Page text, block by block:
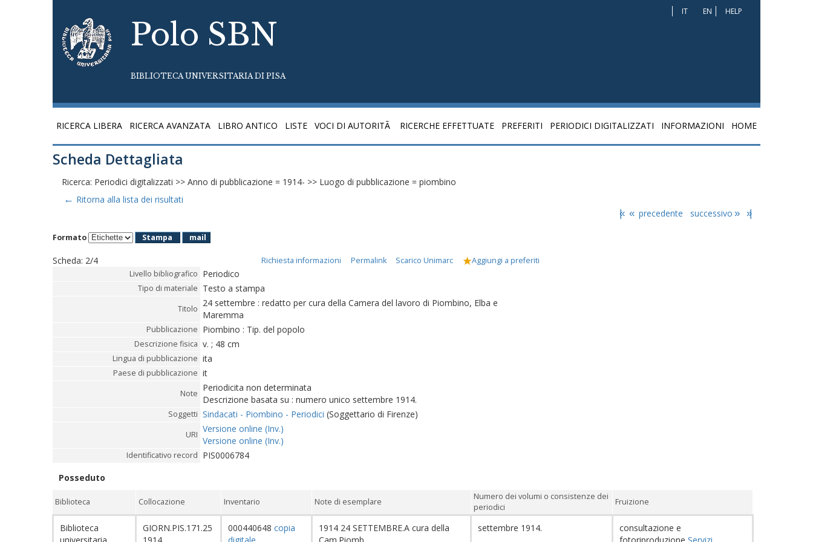
Polo SBN
BIBLIOTECA UNIVERSITARIA DI PISA
IT EN HELP
RICERCA LIBERA RICERCA AVANZATA LIBRO ANTICO LISTE VOCI DI AUTORITÃ RICERCHE EFFETTUATE PREFERITI PERIODICI DIGITALIZZATI INFORMAZIONI HOME
Scheda Dettagliata
Ricerca: Periodici digitalizzati >> Anno di pubblicazione = 1914- >> Luogo di pubblicazione = piombino
← Ritorna alla lista dei risultati
|« « precedente successivo » »|
Formato Stampa mail
Scheda: 2/4 Richiesta informazioni Permalink Scarico Unimarc
Aggiungi a preferiti
Livello bibliografico Periodico
Tipo di materiale Testo a stampa
Titolo
24 settembre : redatto per cura della Camera del lavoro di Piombino, Elba e
Maremma
Pubblicazione Piombino : Tip. del popolo
Descrizione fisica v. ; 48 cm
Lingua di pubblicazione ita
Paese di pubblicazione it
Note
Periodicita non determinata
Descrizione basata su : numero unico settembre 1914.
Soggetti Sindacati - Piombino - Periodici (Soggettario di Firenze)
URI
Versione online (Inv.)
Versione online (Inv.)
Identificativo record PIS0006784
Posseduto
Biblioteca Collocazione Inventario Note di esemplare
Numero dei volumi o consistenze dei
periodici
Fruizione
Biblioteca
GIORN.PIS.171.25
000440648 copia
1914 24 SETTEMBRE.A cura della
settembre 1914.
consultazione e